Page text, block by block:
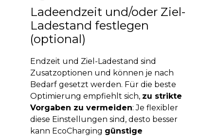
Ladeendzeit und/oder Ziel-
Ladestand festlegen
(optional)
Endzeit und Ziel-Ladestand sind
Zusatzoptionen und können je nach
Bedarf gesetzt werden. Für die beste
Optimierung empfiehlt sich, zu strikte
Vorgaben zu vermeiden: Je flexibler
diese Einstellungen sind, desto besser
kann EcoCharging günstige